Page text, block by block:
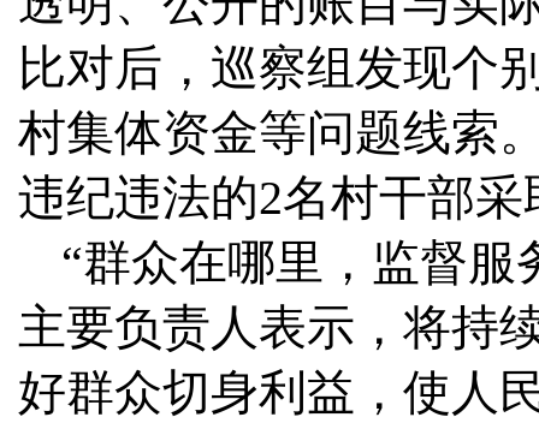
比对后，巡察组发现个
村集体资金等问题线索
违纪违法的2名村干部
“群众在哪里，监督
主要负责人表示，将持
好群众切身利益，使人